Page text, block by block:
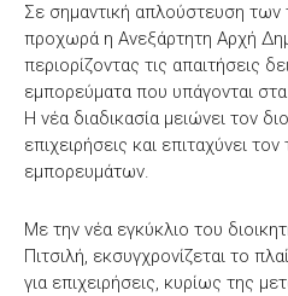
Σε σημαντική απλούστευση
προχωρά η Ανεξάρτητη Αρχή
περιορίζοντας τις απαιτήσεις
εμπορεύματα που υπάγονται
Η νέα διαδικασία μειώνει τον
επιχειρήσεις και επιταχύνει
εμπορευμάτων.
Με την νέα εγκύκλιο του
Πιτσιλή, εκσυγχρονίζεται το
για επιχειρήσεις, κυρίως της